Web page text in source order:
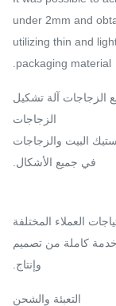
under 2mm and
utilizing thin and
packaging material.
الزجاجات آلة تشكيل
الزجاجات
البيت والزجاجات
في جميع الأشكال.
وخدمة كاملة من تصميم
وإنتاج.
التعبئة والشحن